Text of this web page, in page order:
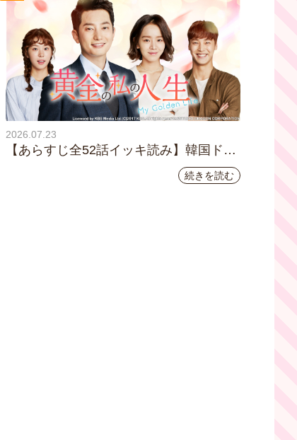
2026.07.23
【あらすじ全52話イッキ読み】韓国ドラ
マ『黄金の私の人生』｜テレビ大阪 月曜
続きを読む